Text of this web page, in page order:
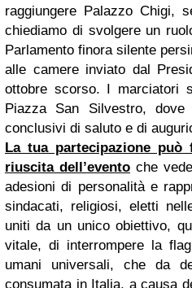
raggiungere Palazzo Chigi,
chiediamo di svolgere un
Parlamento finora silente
alle camere inviato dal
ottobre scorso. I marciatori
Piazza San Silvestro,
conclusivi di saluto e di
La tua partecipazione può
riuscita dell’evento che
adesioni di personalità e
sindacati, religiosi, eletti
uniti da un unico obiettivo,
vitale, di interrompere la
umani universali, che da
consumata in Italia, a causa